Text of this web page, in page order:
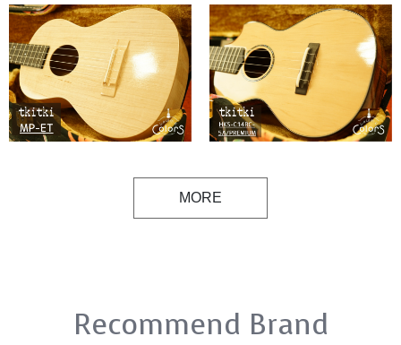
付き】 【試奏動画付き】
MORE
Recommend Brand